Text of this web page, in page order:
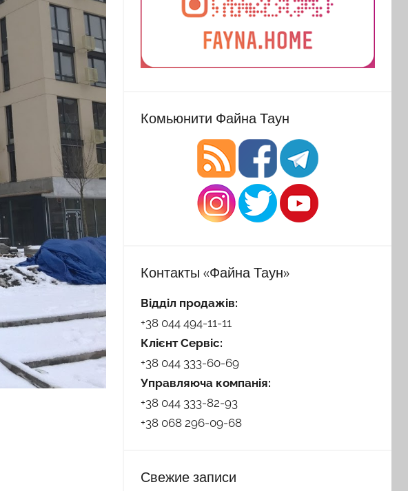
Комьюнити Файна Таун
Контакты «Файна Таун»
Відділ продажів:
+38 044 494-11-11
Клієнт Сервіс:
+38 044 333-60-69
Управляюча компанія:
+38 044 333-82-93
+38 068 296-09-68
Свежие записи